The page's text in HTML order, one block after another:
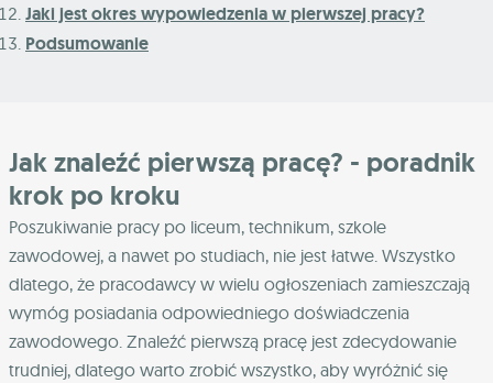
Jaki jest okres wypowiedzenia w pierwszej pracy?
Podsumowanie
Jak znaleźć pierwszą pracę? - poradnik
krok po kroku
Poszukiwanie pracy po liceum, technikum, szkole
zawodowej, a nawet po studiach, nie jest łatwe. Wszystko
dlatego, że pracodawcy w wielu ogłoszeniach zamieszczają
wymóg posiadania odpowiedniego doświadczenia
zawodowego. Znaleźć pierwszą pracę jest zdecydowanie
trudniej, dlatego warto zrobić wszystko, aby wyróżnić się